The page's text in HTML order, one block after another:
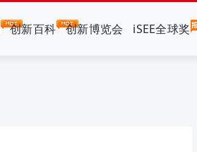
创新百科 创新博览会 iSEE全球奖